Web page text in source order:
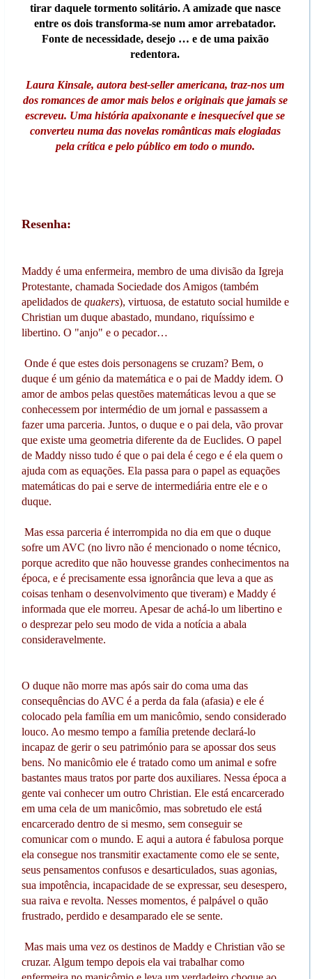
tirar daquele tormento solitário. A amizade que nasce
entre os dois transforma-se num amor arrebatador.
Fonte de necessidade, desejo … e de uma paixão
redentora.
Laura Kinsale, autora best-seller americana, traz-nos um
dos romances de amor mais belos e originais que jamais se
escreveu. Uma história apaixonante e inesquecível que se
converteu numa das novelas românticas mais elogiadas
pela crítica e pelo público em todo o mundo.
Resenha:
Maddy é uma enfermeira, membro de uma divisão da Igreja
Protestante, chamada Sociedade dos Amigos (também
apelidados de quakers), virtuosa, de estatuto social humilde e
Christian um duque abastado, mundano, riquíssimo e
libertino. O "anjo" e o pecador…
Onde é que estes dois personagens se cruzam? Bem, o
duque é um génio da matemática e o pai de Maddy idem. O
amor de ambos pelas questões matemáticas levou a que se
conhecessem por intermédio de um jornal e passassem a
fazer uma parceria. Juntos, o duque e o pai dela, vão provar
que existe uma geometria diferente da de Euclides. O papel
de Maddy nisso tudo é que o pai dela é cego e é ela quem o
ajuda com as equações. Ela passa para o papel as equações
matemáticas do pai e serve de intermediária entre ele e o
duque.
Mas essa parceria é interrompida no dia em que o duque
sofre um AVC (no livro não é mencionado o nome técnico,
porque acredito que não houvesse grandes conhecimentos na
época, e é precisamente essa ignorância que leva a que as
coisas tenham o desenvolvimento que tiveram) e Maddy é
informada que ele morreu. Apesar de achá-lo um libertino e
o desprezar pelo seu modo de vida a notícia a abala
consideravelmente.
O duque não morre mas após sair do coma uma das
consequências do AVC é a perda da fala (afasia) e ele é
colocado pela família em um manicômio, sendo considerado
louco. Ao mesmo tempo a família pretende declará-lo
incapaz de gerir o seu património para se apossar dos seus
bens. No manicômio ele é tratado como um animal e sofre
bastantes maus tratos por parte dos auxiliares. Nessa época a
gente vai conhecer um outro Christian. Ele está encarcerado
em uma cela de um manicômio, mas sobretudo ele está
encarcerado dentro de si mesmo, sem conseguir se
comunicar com o mundo. E aqui a autora é fabulosa porque
ela consegue nos transmitir exactamente como ele se sente,
seus pensamentos confusos e desarticulados, suas agonias,
sua impotência, incapacidade de se expressar, seu desespero,
sua raiva e revolta. Nesses momentos, é palpável o quão
frustrado, perdido e desamparado ele se sente.
Mas mais uma vez os destinos de Maddy e Christian vão se
cruzar. Algum tempo depois ela vai trabalhar como